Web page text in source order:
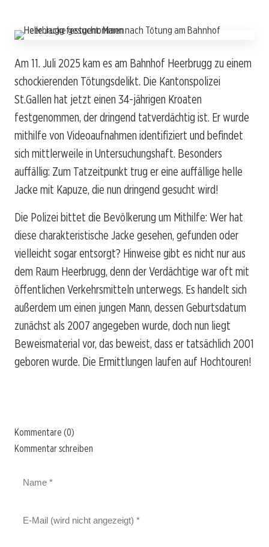
Am 11. Juli 2025 kam es am Bahnhof Heerbrugg zu einem
schockierenden Tötungsdelikt. Die Kantonspolizei
St.Gallen hat jetzt einen 34-jährigen Kroaten
festgenommen, der dringend tatverdächtig ist. Er wurde
mithilfe von Videoaufnahmen identifiziert und befindet
sich mittlerweile in Untersuchungshaft. Besonders
auffällig: Zum Tatzeitpunkt trug er eine auffällige helle
Jacke mit Kapuze, die nun dringend gesucht wird!
Die Polizei bittet die Bevölkerung um Mithilfe: Wer hat
diese charakteristische Jacke gesehen, gefunden oder
vielleicht sogar entsorgt? Hinweise gibt es nicht nur aus
dem Raum Heerbrugg, denn der Verdächtige war oft mit
öffentlichen Verkehrsmitteln unterwegs. Es handelt sich
außerdem um einen jungen Mann, dessen Geburtsdatum
zunächst als 2007 angegeben wurde, doch nun liegt
Beweismaterial vor, das beweist, dass er tatsächlich 2001
geboren wurde. Die Ermittlungen laufen auf Hochtouren!
Kommentare (0)
Kommentar schreiben